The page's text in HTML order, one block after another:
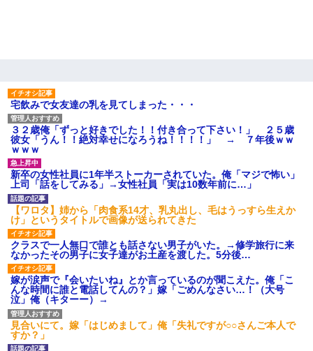
評価で苦々しく思った
妻と同居し始めたときから、よく妻が「どこかで音漏れしてな
い？音楽聞こえる」と言っていて…
【唖然】帰宅したら旦那のスポーツカーが消えていた。警察『目
立つし、すぐ見つかるかもしれません』→ 数時間後・・警察『××
さんご存じですか？』
【衝撃】嫁父の会社に勤続１０年、手取り１４万 → 俺「２２万も
らえる会社から誘われた。転職したい」義父「クビ！（激怒」嫁
「離婚！（激怒」
友人「酒の勢いで女先輩をホテルに連れ込んだｗｗｗｗｗ」俺
「…」
【画像】女の子「お母さん！！私ようやくファッションモデルに
選ばれたの！絶対見に来てね！」→悲しい結果がこれ・・・
宅飲みで女友達の乳を見てしまった・・・
３２歳俺「ずっと好きでした！！付き合って下さい！」 ２５歳
彼女「うん！！絶対幸せになろうね！！！！」 → ７年後ｗｗ
ｗｗｗ
新卒の女性社員に1年半ストーカーされていた。俺「マジで怖い」
上司「話をしてみる」→女性社員「実は10数年前に…」
【ワロタ】姉から「肉食系14才、乳丸出し、毛はうっすら生えか
け」というタイトルで画像が送られてきた
クラスで一人無口で誰とも話さない男子がいた。→修学旅行に来
なかったその男子に女子達がお土産を渡した。5分後…
嫁が涙声で『会いたいね』とか言っているのが聞こえた。俺「こ
んな時間に誰と電話してんの？」嫁「ごめんなさい…！（大号
泣」俺（キターー）→
見合いにて。嫁「はじめまして」俺「失礼ですが○○さんご本人で
すか？」